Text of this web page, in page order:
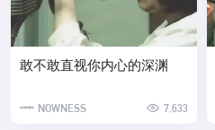
敢不敢直视你内心的深渊
NOWNESS 7,633